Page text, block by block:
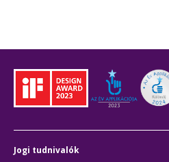
Jogi tudnivalók